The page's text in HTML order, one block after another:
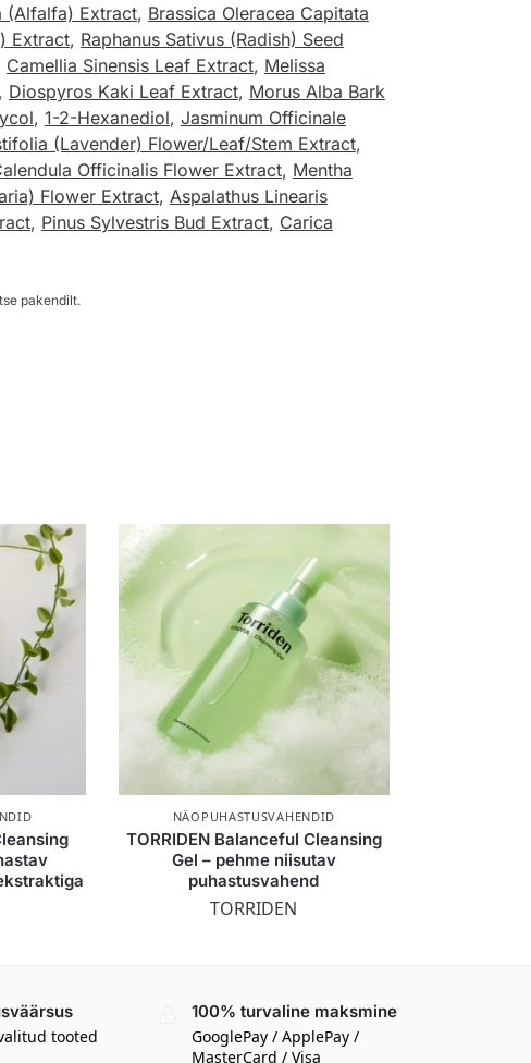
(Alfalfa) Extract, Brassica Oleracea Capitata
Extract, Raphanus Sativus (Radish) Seed
Camellia Sinensis Leaf Extract, Melissa
Diospyros Kaki Leaf Extract, Morus Alba Bark
, 1-2-Hexanediol, Jasminum Officinale
(Lavender) Flower/Leaf/Stem Extract,
Officinalis Flower Extract, Mentha
Flower Extract, Aspalathus Linearis
, Pinus Sylvestris Bud Extract, Carica
pakendilt.
NÄOPUHASTUSVAHENDID
TORRIDEN Balanceful Cleansing
Gel – pehme niisutav
puhastusvahend
TORRIDEN
tooted
100% turvaline maksmine
GooglePay / ApplePay /
MasterCard / Visa